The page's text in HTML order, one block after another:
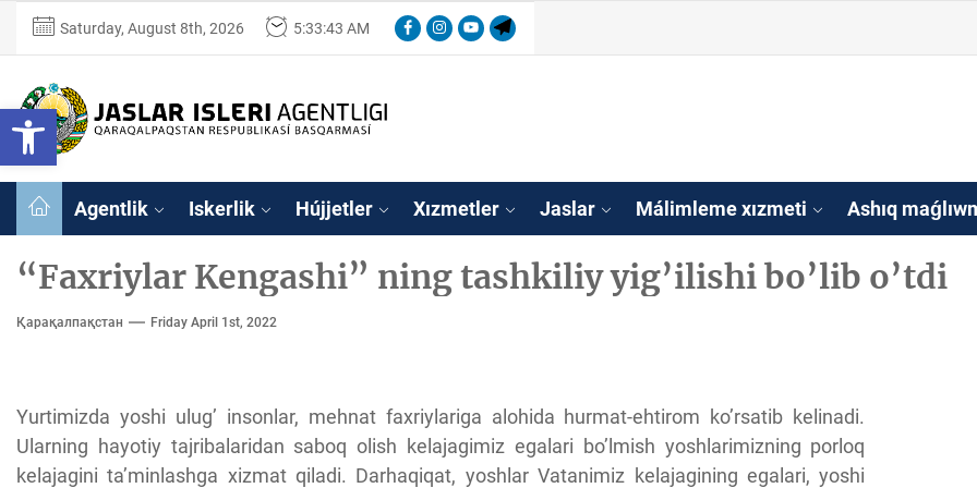
Open toolbar
content
Saturday, August 8th, 2026 5:33:43 AM FacebookInstagram
YoutubeTelegram
Qaraqalpaqstan
Respublikası
Ózbekstan jaslar isleri agentligi
Agentlik Iskerlik Hújjetler Xızmetler Jaslar Málimleme xızmeti Ashıq
“Faxriylar Kengashi” ning tashkiliy yig’ilishi bo’lib o’tdi
Қарақалпақстан Friday April 1st, 2022
Yurtimizda yoshi ulug’ insonlar, mehnat faxriylariga alohida hurmat-ehtirom ko’rsatib kelinadi.
Ularning hayotiy tajribalaridan saboq olish kelajagimiz egalari bo’lmish yoshlarimizning porloq
kelajagini ta’minlashga xizmat qiladi. Darhaqiqat, yoshlar Vatanimiz kelajagining egalari, yoshi